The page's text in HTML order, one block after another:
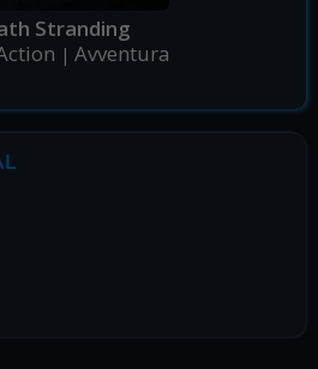
Stranding
| Avventura